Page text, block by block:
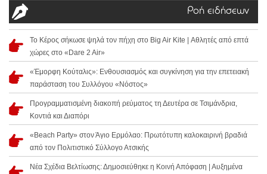
Ροή ειδήσεων
Το Κέρος σήκωσε ψηλά τον πήχη στο Big Air Kite | Αθλητές από επτά
χώρες στο «Dare 2 Air»
«Έμορφη Κούταλις»: Ενθουσιασμός και συγκίνηση για την επετειακή
παράσταση του Συλλόγου «Νόστος»
Προγραμματισμένη διακοπή ρεύματος τη Δευτέρα σε Τσιμάνδρια,
Κοντιά και Διαπόρι
«Beach Party» στον Άγιο Ερμόλαο: Πρωτότυπη καλοκαιρινή βραδιά
από τον Πολιτιστικό Σύλλογο Ατσικής
Νέα Σχέδια Βελτίωσης: Δημοσιεύθηκε η Κοινή Απόφαση | Αυξημένα